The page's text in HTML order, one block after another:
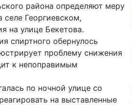
района определяют меру
Георгиевском,
на улице Бекетова.
спиртного обернулось
проблему снижения
к непоправимым
по ночной улице со
на выставленные